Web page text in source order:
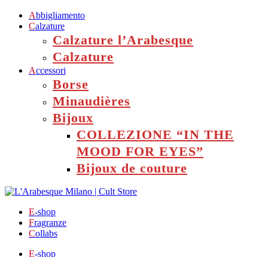
Abbigliamento
Calzature
Calzature l’Arabesque
Calzature
Accessori
Borse
Minaudières
Bijoux
COLLEZIONE “IN THE
MOOD FOR EYES”
Bijoux de couture
E-shop
Fragranze
Collabs
E-shop